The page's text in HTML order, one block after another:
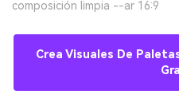
composición limpia --ar 16:9
Crea Visuales De